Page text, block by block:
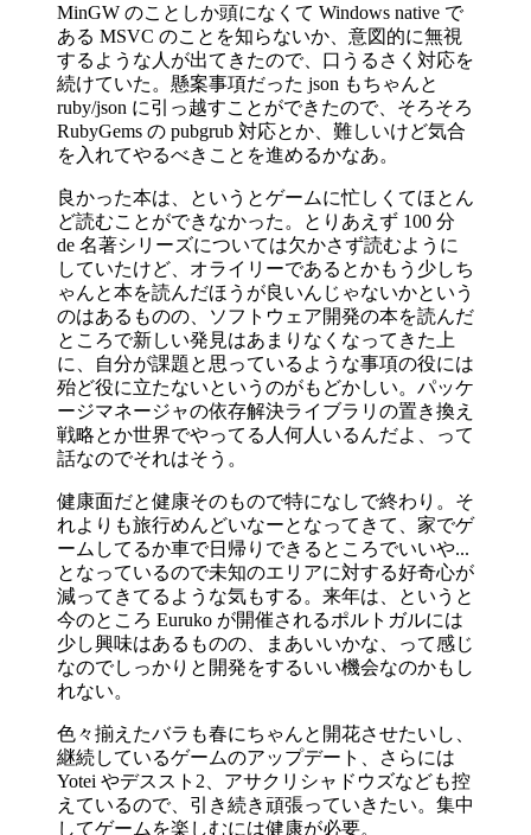
MinGW のことしか頭になくて Windows native で
ある MSVC のことを知らないか、意図的に無視
するような人が出てきたので、口うるさく対応を
続けていた。懸案事項だった json もちゃんと
ruby/json に引っ越すことができたので、そろそろ
RubyGems の pubgrub 対応とか、難しいけど気合
を入れてやるべきことを進めるかなあ。
良かった本は、というとゲームに忙しくてほとん
ど読むことができなかった。とりあえず 100 分
de 名著シリーズについては欠かさず読むように
していたけど、オライリーであるとかもう少しち
ゃんと本を読んだほうが良いんじゃないかという
のはあるものの、ソフトウェア開発の本を読んだ
ところで新しい発見はあまりなくなってきた上
に、自分が課題と思っているような事項の役には
殆ど役に立たないというのがもどかしい。パッケ
ージマネージャの依存解決ライブラリの置き換え
戦略とか世界でやってる人何人いるんだよ、って
話なのでそれはそう。
健康面だと健康そのもので特になしで終わり。そ
れよりも旅行めんどいなーとなってきて、家でゲ
ームしてるか車で日帰りできるところでいいや...
となっているので未知のエリアに対する好奇心が
減ってきてるような気もする。来年は、というと
今のところ Euruko が開催されるポルトガルには
少し興味はあるものの、まあいいかな、って感じ
なのでしっかりと開発をするいい機会なのかもし
れない。
色々揃えたバラも春にちゃんと開花させたいし、
継続しているゲームのアップデート、さらには
Yotei やデススト2、アサクリシャドウズなども控
えているので、引き続き頑張っていきたい。集中
してゲームを楽しむには健康が必要。